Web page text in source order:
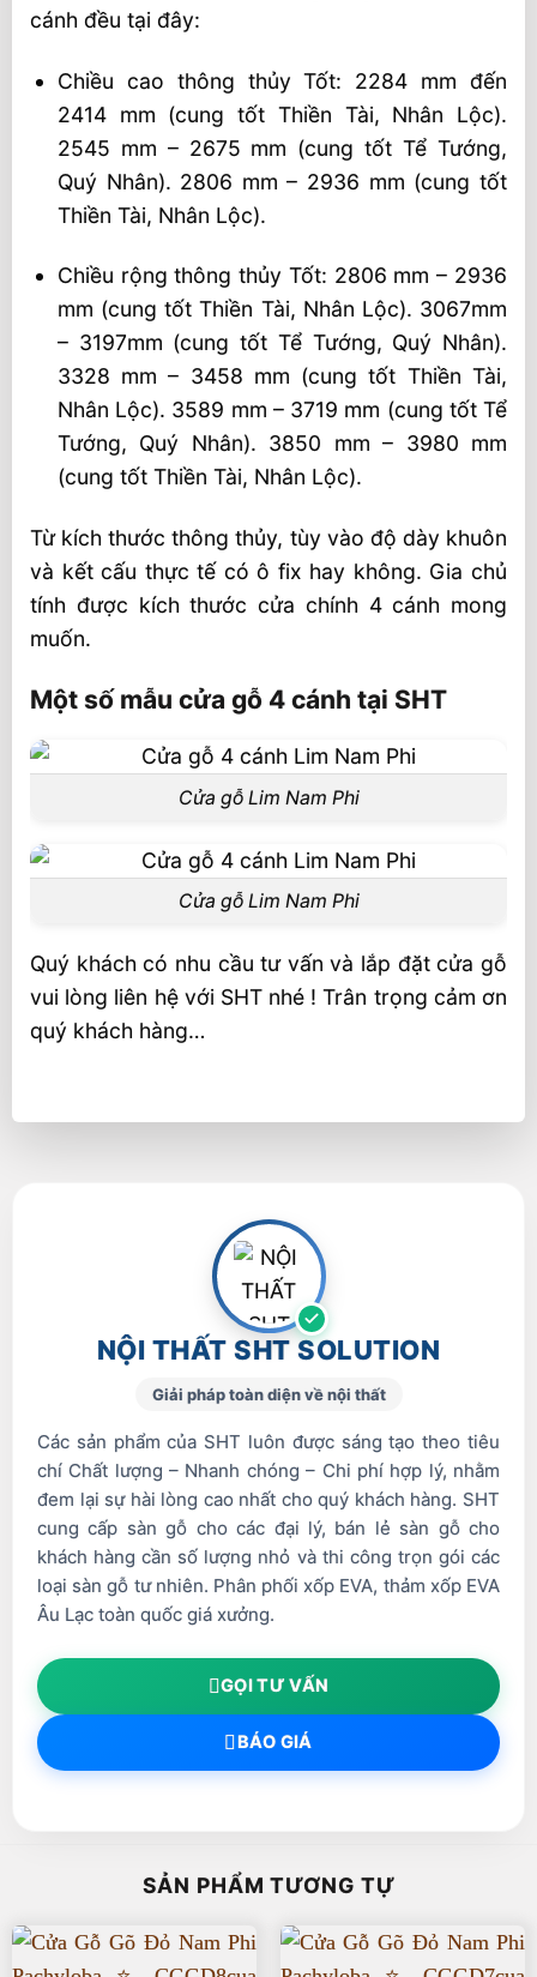
cánh đều tại đây:
Chiều cao thông thủy Tốt: 2284 mm đến
2414 mm (cung tốt Thiền Tài, Nhân Lộc).
2545 mm – 2675 mm (cung tốt Tể Tướng,
Quý Nhân). 2806 mm – 2936 mm (cung tốt
Thiền Tài, Nhân Lộc).
Chiều rộng thông thủy Tốt: 2806 mm – 2936
mm (cung tốt Thiền Tài, Nhân Lộc). 3067mm
– 3197mm (cung tốt Tể Tướng, Quý Nhân).
3328 mm – 3458 mm (cung tốt Thiền Tài,
Nhân Lộc). 3589 mm – 3719 mm (cung tốt Tể
Tướng, Quý Nhân). 3850 mm – 3980 mm
(cung tốt Thiền Tài, Nhân Lộc).
Từ kích thước thông thủy, tùy vào độ dày khuôn
và kết cấu thực tế có ô fix hay không. Gia chủ
tính được kích thước cửa chính 4 cánh mong
muốn.
Một số mẫu cửa gỗ 4 cánh tại SHT
Cửa gỗ Lim Nam Phi
Cửa gỗ Lim Nam Phi
Quý khách có nhu cầu tư vấn và lắp đặt cửa gỗ
vui lòng liên hệ với SHT nhé ! Trân trọng cảm ơn
quý khách hàng…
NỘI THẤT SHT SOLUTION
Giải pháp toàn diện về nội thất
Các sản phẩm của SHT luôn được sáng tạo theo tiêu
chí Chất lượng – Nhanh chóng – Chi phí hợp lý, nhằm
đem lại sự hài lòng cao nhất cho quý khách hàng. SHT
cung cấp sàn gỗ cho các đại lý, bán lẻ sàn gỗ cho
khách hàng cần số lượng nhỏ và thi công trọn gói các
loại sàn gỗ tư nhiên. Phân phối xốp EVA, thảm xốp EVA
Âu Lạc toàn quốc giá xưởng.
GỌI TƯ VẤN
BÁO GIÁ
SẢN PHẨM TƯƠNG TỰ